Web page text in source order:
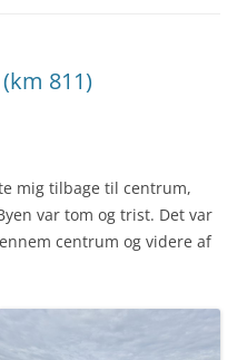
811)
mig tilbage til centrum,
var tom og trist. Det var
centrum og videre af